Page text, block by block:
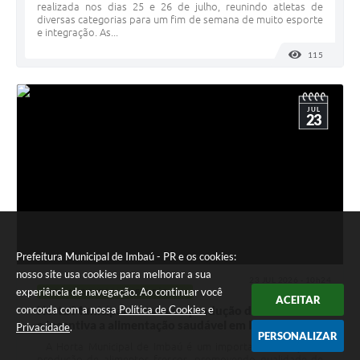
Prefeitura Municipal de Imbaú - PR e os cookies:
nosso site usa cookies para melhorar a sua
experiência de navegação. Ao continuar você
concorda com a nossa Política de Cookies e
Privacidade.
ACEITAR
PERSONALIZAR
realizada nos dias 25 e 26 de julho, reunindo atletas de
diversas categorias para um fim de semana de muito esporte
e integração. As...
115
JUL
23
MEIO AMBIENTE E LIMPEZA PÚBLICA
Horta Municipal fortalece a produção de alimentos
e incentiva a alimentação saudável em Imbaú